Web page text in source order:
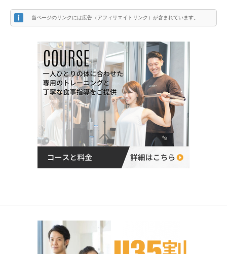
当ページのリンクには広告（アフィリエイトリンク）が含まれています。